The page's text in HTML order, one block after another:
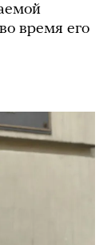
время его